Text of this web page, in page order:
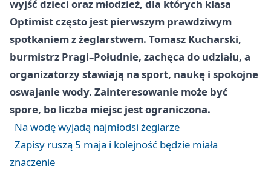
wyjść dzieci oraz młodzież, dla których klasa
Optimist często jest pierwszym prawdziwym
spotkaniem z żeglarstwem. Tomasz Kucharski,
burmistrz Pragi–Południe, zachęca do udziału, a
organizatorzy stawiają na sport, naukę i spokojne
oswajanie wody. Zainteresowanie może być
spore, bo liczba miejsc jest ograniczona.
Na wodę wyjadą najmłodsi żeglarze
Zapisy ruszą 5 maja i kolejność będzie miała
znaczenie